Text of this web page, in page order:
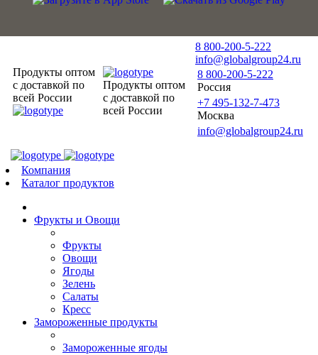
Продукты оптом
с доставкой по
всей России
Продукты оптом
с доставкой по
всей России
8 800-200-5-222
info@globalgroup24.ru
8 800-200-5-222
Россия
+7 495-132-7-473
Москва
info@globalgroup24.ru
Компания
Каталог продуктов
Фрукты и Овощи
Фрукты
Овощи
Ягоды
Зелень
Салаты
Кресс
Замороженные продукты
Замороженные ягоды